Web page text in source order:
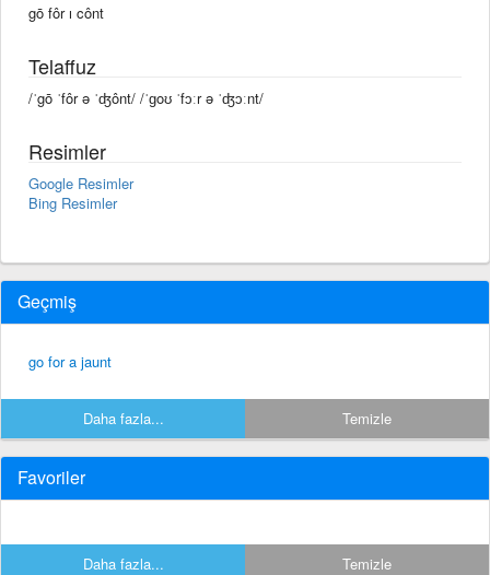
gō fôr ı cônt
Telaffuz
/ˈgō ˈfôr ə ˈʤônt/ /ˈɡoʊ ˈfɔːr ə ˈʤɔːnt/
Resimler
Google Resimler
Bing Resimler
Geçmiş
go for a jaunt
Daha fazla... Temizle
Favoriler
Daha fazla... Temizle